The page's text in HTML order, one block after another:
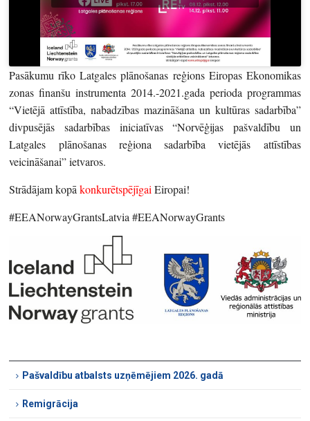
Pasākumu rīko Latgales plānošanas reģions Eiropas Ekonomikas
zonas finanšu instrumenta 2014.-2021.gada perioda programmas
“Vietējā attīstība, nabadzības mazināšana un kultūras sadarbība”
divpusējās sadarbības iniciatīvas “Norvēģijas pašvaldību un
Latgales plānošanas reģiona sadarbība vietējās attīstības
veicināšanai” ietvaros.
Strādājam kopākonkurētspējīgai Eiropai!
#EEANorwayGrantsLatvia #EEANorwayGrants
Pašvaldību atbalsts uzņēmējiem 2026. gadā
Remigrācija